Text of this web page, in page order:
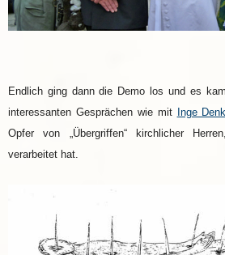
Endlich ging dann die Demo los und es
interessanten Gesprächen wie mit
Inge
Opfer von „Übergriffen“ kirchlicher
verarbeitet hat.